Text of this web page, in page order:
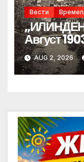
Вести
Август
AUG 2, 2026